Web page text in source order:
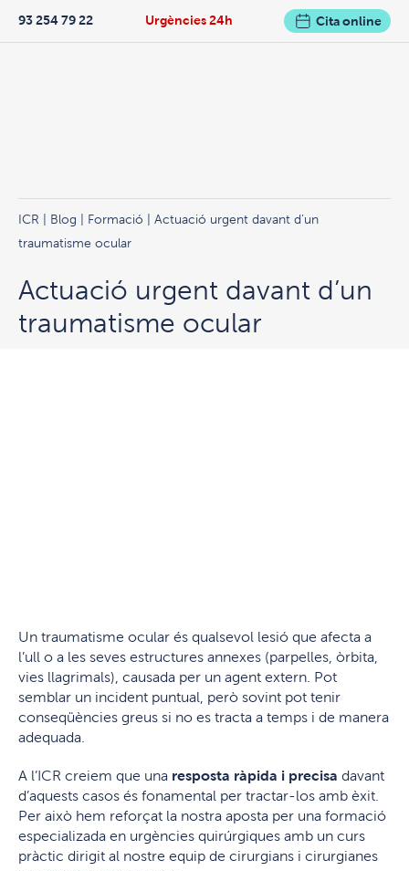
Urgències 24h
93 254 79 22 Cita online
ICR Blog Formació | Actuació urgent davant d’un
traumatisme ocular
Actuació urgent davant d’un
traumatisme ocular
Un traumatisme ocular és qualsevol lesió que afecta a
l’ull o a les seves estructures annexes (parpelles, òrbita,
vies llagrimals), causada per un agent extern. Pot
semblar un incident puntual, però sovint pot tenir
conseqüències greus si no es tracta a temps i de manera
adequada.
A l’ICR creiem que una resposta ràpida i precisa davant
d’aquests casos és fonamental per tractar-los amb èxit.
Per això hem reforçat la nostra aposta per una formació
especializada en urgències quirúrgiques amb un curs
pràctic dirigit al nostre equip de cirurgians i cirurgianes